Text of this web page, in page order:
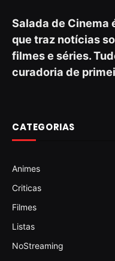
Salada de Cinema
que traz notícias
filmes e séries.
curadoria de
CATEGORIAS
Animes
Criticas
Filmes
Listas
NoStreaming